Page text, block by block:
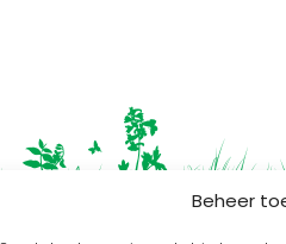
Beheer